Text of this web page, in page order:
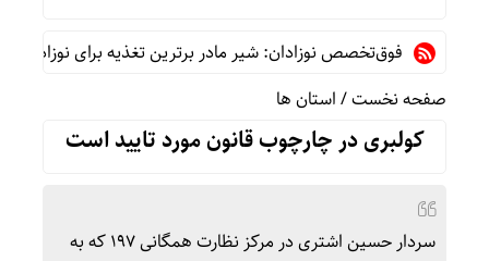
فوق‌تخصص نوزادان: شیر مادر برترین تغذیه برای نوزاد است/
صفحه نخست/استان ها
کولبری در چارچوب قانون مورد تایید است
سردار حسین اشتری در مرکز نظارت همگانی ۱۹۷ که به